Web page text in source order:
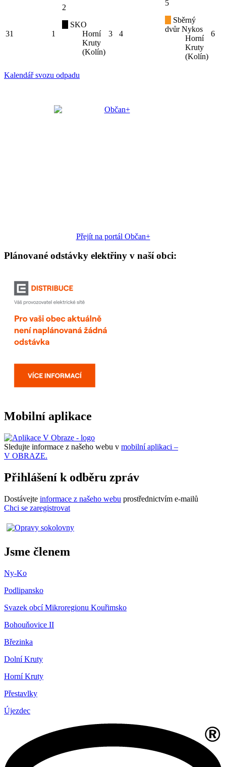
31 1
2
SKO
Horní
Kruty
(Kolín)
3 4
5
Sběrný
dvůr Nykos
Horní
Kruty
(Kolín)
6
Kalendář svozu odpadu
Přejít na portál Občan+
Plánované odstávky elektřiny v naší obci:
Mobilní aplikace
Sledujte informace z našeho webu v mobilní aplikaci –
V OBRAZE.
Přihlášení k odběru zpráv
Dostávejte informace z našeho webu prostřednictvím e-mailů
Chci se zaregistrovat
Jsme členem
Ny-Ko
Podlipansko
Svazek obcí Mikroregionu Kouřimsko
Bohouňovice II
Březinka
Dolní Kruty
Horní Kruty
Přestavlky
Újezdec